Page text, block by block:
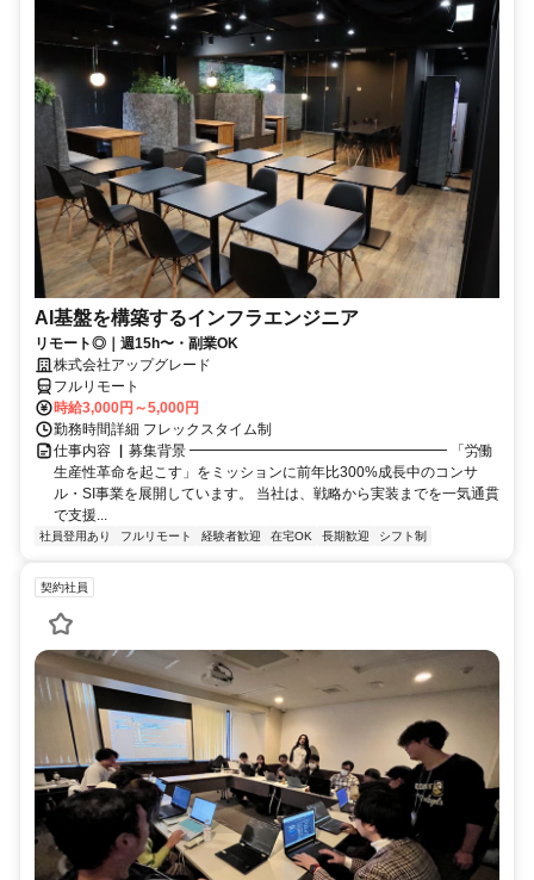
AI基盤を構築するインフラエンジニア
リモート◎｜週15h〜・副業OK
株式会社アップグレード
フルリモート
時給3,000円～5,000円
勤務時間詳細 フレックスタイム制
仕事内容 ▏募集背景 ━━━━━━━━━━━━━━━━━━ 「労働
生産性革命を起こす」をミッションに前年比300%成長中のコンサ
ル・SI事業を展開しています。 当社は、戦略から実装までを一気通貫
で支援...
社員登用あり フルリモート 経験者歓迎 在宅OK 長期歓迎 シフト制
契約社員